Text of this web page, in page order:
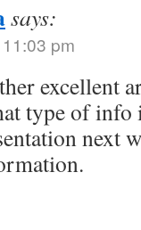
says:
pm
excellent
type of info
next